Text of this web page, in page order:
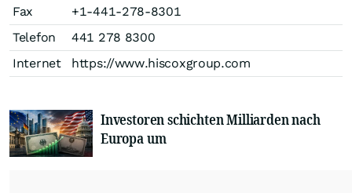
Fax
+1-441-278-8301
Telefon
441 278 8300
Internet
https://www.hiscoxgroup.com
Investoren schichten Milliarden nach
Europa um